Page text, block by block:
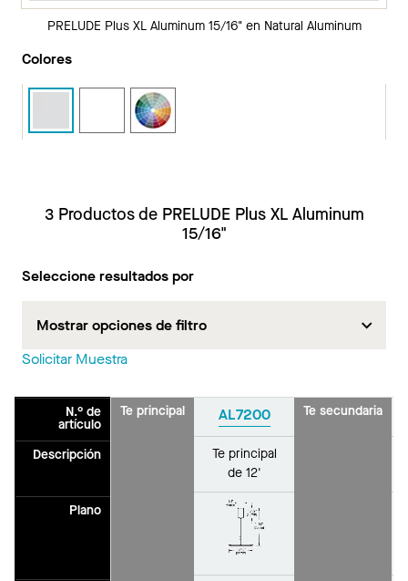
PRELUDE Plus XL Aluminum 15/16" en Natural Aluminum
Colores
3 Productos de PRELUDE Plus XL Aluminum
15/16"
Seleccione resultados por
Mostrar opciones de filtro
Solicitar Muestra
N.° de
artículo
Descripción
Plano
Te principal AL7200
Te principal
de 12'
Te secundaria